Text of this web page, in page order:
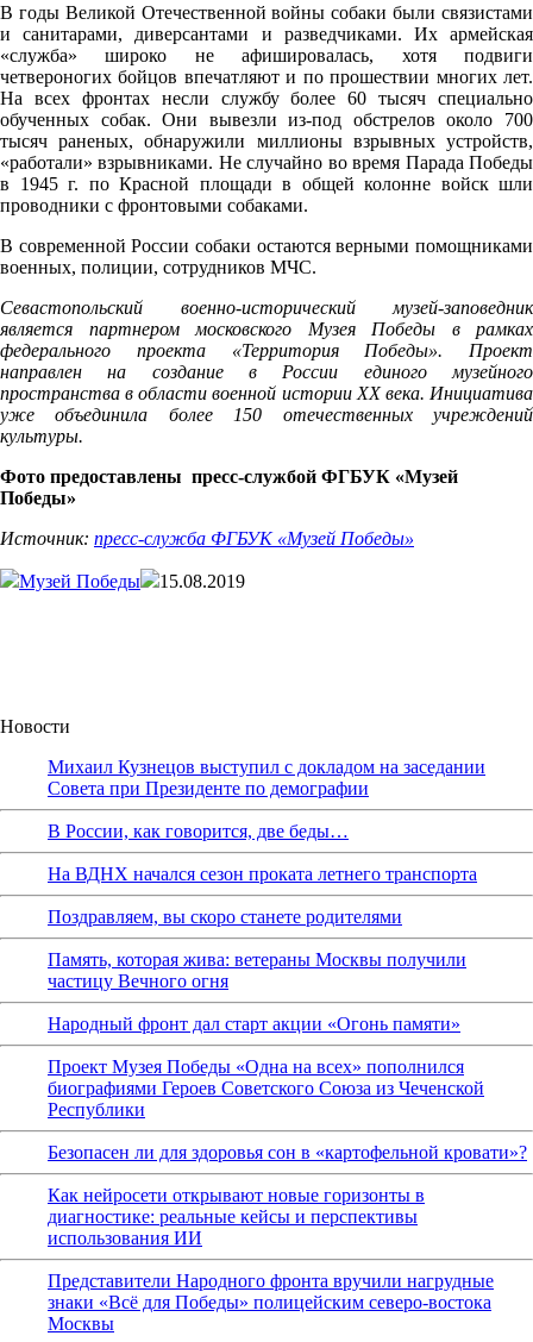
В годы Великой Отечественной войны собаки были связистами
и санитарами, диверсантами и разведчиками. Их армейская
«служба» широко не афишировалась, хотя подвиги
четвероногих бойцов впечатляют и по прошествии многих лет.
На всех фронтах несли службу более 60 тысяч специально
обученных собак. Они вывезли из-под обстрелов около 700
тысяч раненых, обнаружили миллионы взрывных устройств,
«работали» взрывниками. Не случайно во время Парада Победы
в 1945 г. по Красной площади в общей колонне войск шли
проводники с фронтовыми собаками.
В современной России собаки остаются верными помощниками
военных, полиции, сотрудников МЧС.
Севастопольский военно-исторический музей-заповедник
является партнером московского Музея Победы в рамках
федерального проекта «Территория Победы». Проект
направлен на создание в России единого музейного
пространства в области военной истории XX века. Инициатива
уже объединила более 150 отечественных учреждений
культуры.
Фото предоставлены пресс-службой ФГБУК «Музей
Победы»
Источник: пресс-служба ФГБУК «Музей Победы»
Музей Победы 15.08.2019
Новости
Михаил Кузнецов выступил с докладом на заседании
Совета при Президенте по демографии
В России, как говорится, две беды…
На ВДНХ начался сезон проката летнего транспорта
Поздравляем, вы скоро станете родителями
Память, которая жива: ветераны Москвы получили
частицу Вечного огня
Народный фронт дал старт акции «Огонь памяти»
Проект Музея Победы «Одна на всех» пополнился
биографиями Героев Советского Союза из Чеченской
Республики
Безопасен ли для здоровья сон в «картофельной кровати»?
Как нейросети открывают новые горизонты в
диагностике: реальные кейсы и перспективы
использования ИИ
Представители Народного фронта вручили нагрудные
знаки «Всё для Победы» полицейским северо-востока
Москвы